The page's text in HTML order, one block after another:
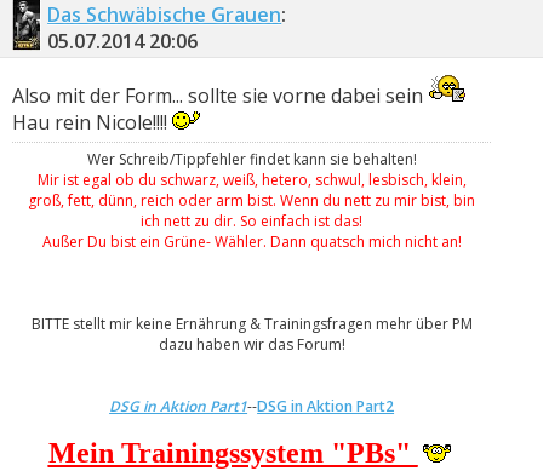
Das Schwäbische Grauen:
05.07.201420:06
Also mit der Form... sollte sie vorne dabei sein
Hau rein Nicole!!!!
Wer Schreib/Tippfehler findet kann sie behalten!
Mir ist egal ob du schwarz, weiß, hetero, schwul, lesbisch, klein,
groß, fett, dünn, reich oder arm bist. Wenn du nett zu mir bist, bin
ich nett zu dir. So einfach ist das!
Außer Du bist ein Grüne- Wähler. Dann quatsch mich nicht an!
BITTE stellt mir keine Ernährung & Trainingsfragen mehr über PM
dazu haben wir das Forum!
DSG in Aktion Part1--DSG in Aktion Part2
Mein Trainingssystem "PBs"